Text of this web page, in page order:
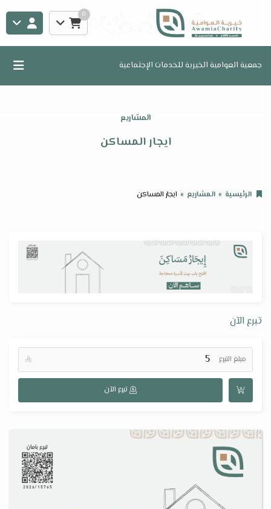
0
جمعية العوامية الخيرية للخدمات الإجتماعية
المشاريع
ايجار المساكن
الرئيسية المشاريع ايجار المساكن
تبرع الآن
مبلغ التبرع 
تبرع الآن